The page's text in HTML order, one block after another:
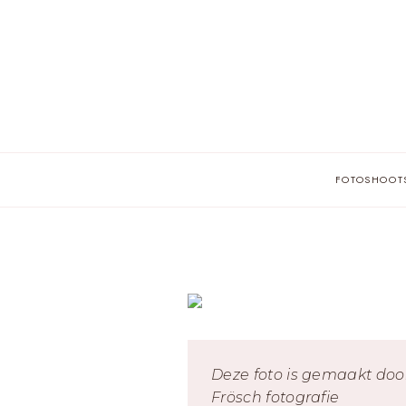
Deze foto is gemaakt
Frösch fotografie